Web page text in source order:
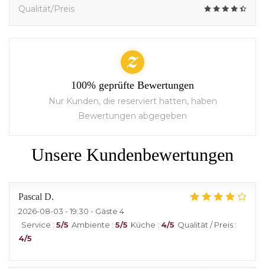
Unsere Kundenbewertungen
Pascal D
2026-08-03 - 19:30 - Gäste 4
Service : 5/5 Ambiente : 5/5 Küche : 4/5 Qualität / Preis :
4/5
Qualität/Preis
100% geprüfte Bewertungen
Nur Kunden, die reserviert hatten, haben
Bewertungen abgegeben